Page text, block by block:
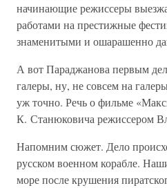
начинающие режиссеры
работами на престижные
знаменитыми и ошарашенно
А вот Параджанова первым
галеры, ну, не совсем на
уж точно. Речь о фильме
К. Станюковича режиссером
Напомним сюжет. Дело
русском военном корабле.
море после крушения